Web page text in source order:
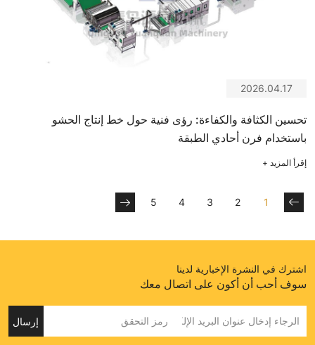
2026.04.17
تحسين الكثافة والكفاءة: رؤى فنية حول خط إنتاج الحشو
باستخدام فرن أحادي الطبقة
إقرأ المزيد +
1
2
3
4
5
اشترك في النشرة الإخبارية لدينا
سوف أحب أن أكون على اتصال معك
إرسال